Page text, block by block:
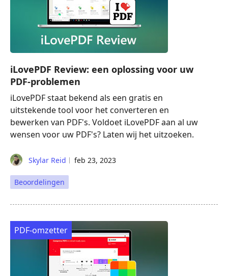
iLovePDF Review: een oplossing voor uw
PDF-problemen
iLovePDF staat bekend als een gratis en
uitstekende tool voor het converteren en
bewerken van PDF's. Voldoet iLovePDF aan al uw
wensen voor uw PDF's? Laten wij het uitzoeken.
Skylar Reid feb 23, 2023
Beoordelingen
PDF-omzetter